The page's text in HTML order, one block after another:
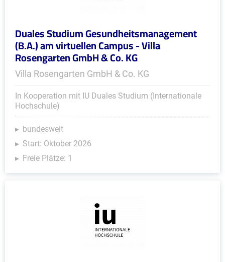
Duales Studium Gesundheitsmanagement
(B.A.) am virtuellen Campus - Villa
Rosengarten GmbH & Co. KG
Villa Rosengarten GmbH & Co. KG
In Kooperation mit IU Duales Studium (Internationale
Hochschule)
bundesweit
Start: Oktober 2026
Freie Plätze: 1